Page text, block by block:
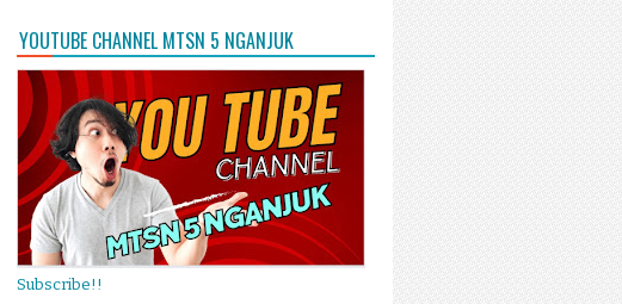
YOUTUBE CHANNEL MTSN 5 NGANJUK
Subscribe!!